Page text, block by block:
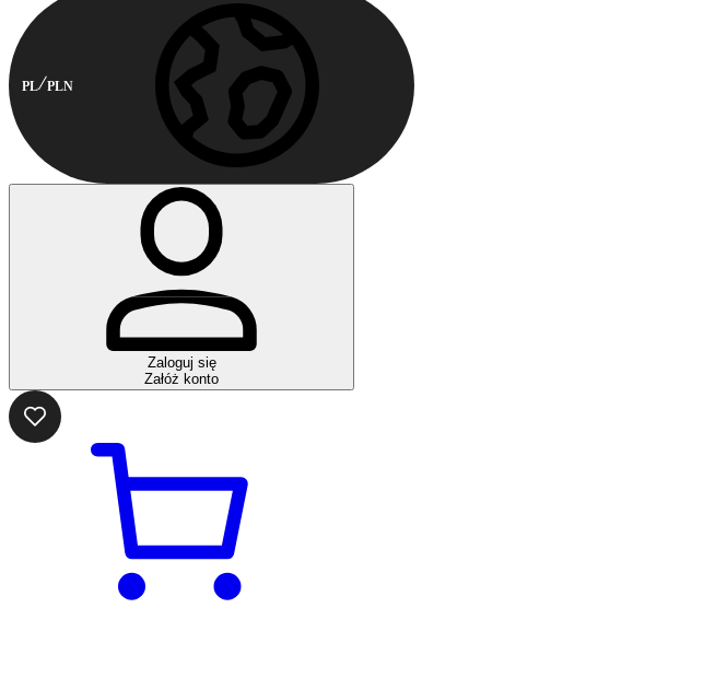
PL PLN
Zaloguj się
Załóż konto